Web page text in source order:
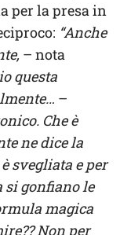
per la presa in
“Anche
– nota
questa
–
Che è
ne dice la
svegliata e per
si gonfiano le
magica
Non per